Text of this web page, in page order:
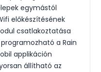
egymástól
előkészítésének
csatlakoztatása
a Rain
applikáción
állítható az